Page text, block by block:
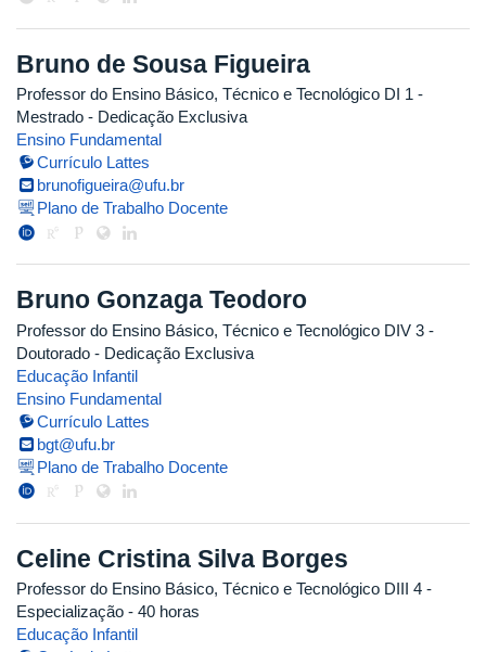
Bruno de Sousa Figueira
Professor do Ensino Básico, Técnico e Tecnológico DI 1 -
Mestrado - Dedicação Exclusiva
Ensino Fundamental
Currículo Lattes
brunofigueira@ufu.br
Plano de Trabalho Docente
Bruno Gonzaga Teodoro
Professor do Ensino Básico, Técnico e Tecnológico DIV 3 -
Doutorado - Dedicação Exclusiva
Educação Infantil
Ensino Fundamental
Currículo Lattes
bgt@ufu.br
Plano de Trabalho Docente
Celine Cristina Silva Borges
Professor do Ensino Básico, Técnico e Tecnológico DIII 4 -
Especialização - 40 horas
Educação Infantil